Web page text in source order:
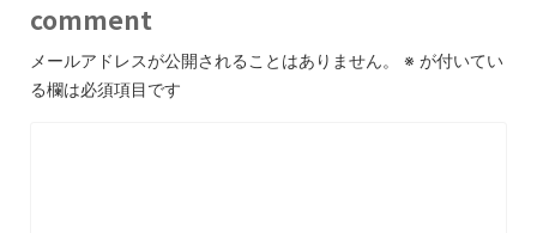
comment
メールアドレスが公開されることはありません。 ※ が付いてい
る欄は必須項目です